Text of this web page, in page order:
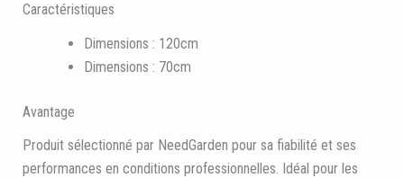
Caractéristiques
Dimensions : 120cm
Dimensions : 70cm
Avantage
Produit sélectionné par NeedGarden pour sa fiabilité et ses
performances en conditions professionnelles. Idéal pour les